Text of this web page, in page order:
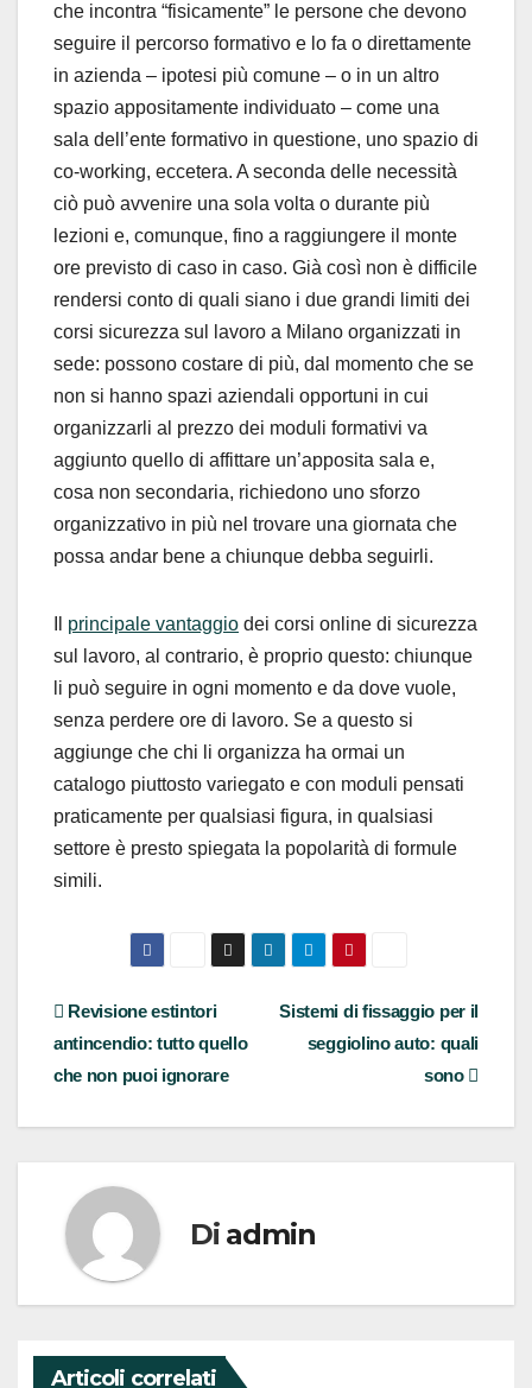
che incontra “fisicamente” le persone che devono
seguire il percorso formativo e lo fa o direttamente
in azienda – ipotesi più comune – o in un altro
spazio appositamente individuato – come una
sala dell’ente formativo in questione, uno spazio di
co-working, eccetera. A seconda delle necessità
ciò può avvenire una sola volta o durante più
lezioni e, comunque, fino a raggiungere il monte
ore previsto di caso in caso. Già così non è difficile
rendersi conto di quali siano i due grandi limiti dei
corsi sicurezza sul lavoro a Milano organizzati in
sede: possono costare di più, dal momento che se
non si hanno spazi aziendali opportuni in cui
organizzarli al prezzo dei moduli formativi va
aggiunto quello di affittare un’apposita sala e,
cosa non secondaria, richiedono uno sforzo
organizzativo in più nel trovare una giornata che
possa andar bene a chiunque debba seguirli.
principale vantaggio dei corsi online di sicurezza
sul lavoro, al contrario, è proprio questo: chiunque
li può seguire in ogni momento e da dove vuole,
senza perdere ore di lavoro. Se a questo si
aggiunge che chi li organizza ha ormai un
catalogo piuttosto variegato e con moduli pensati
praticamente per qualsiasi figura, in qualsiasi
settore è presto spiegata la popolarità di formule
simili.
Navigazione
articoli
Sistemi di fissaggio per il
seggiolino auto: quali
sono
Revisione estintori
antincendio: tutto quello
che non puoi ignorare
Di admin
Articoli correlati